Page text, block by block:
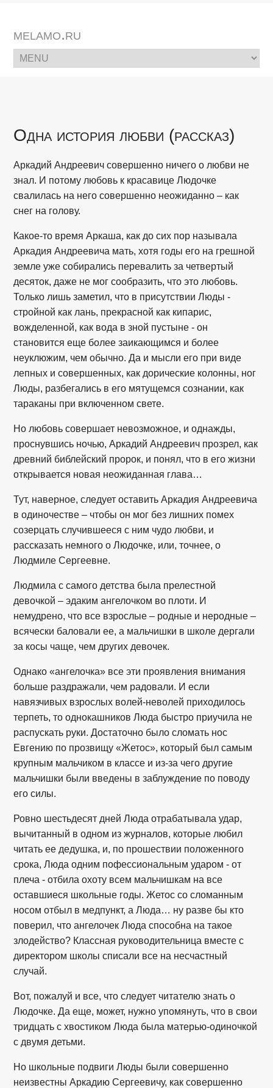
melamo.ru
Одна история любви (рассказ)
Аркадий Андреевич совершенно ничего о любви не
знал. И потому любовь к красавице Людочке
свалилась на него совершенно неожиданно – как
снег на голову.
Какое-то время Аркаша, как до сих пор называла
Аркадия Андреевича мать, хотя годы его на грешной
земле уже собирались перевалить за четвертый
десяток, даже не мог сообразить, что это любовь.
Только лишь заметил, что в присутствии Люды -
стройной как лань, прекрасной как кипарис,
вожделенной, как вода в зной пустыне - он
становится еще более заикающимся и более
неуклюжим, чем обычно. Да и мысли его при виде
лепных и совершенных, как дорические колонны, ног
Люды, разбегались в его мятущемся сознании, как
тараканы при включенном свете.
Но любовь совершает невозможное, и однажды,
проснувшись ночью, Аркадий Андреевич прозрел, как
древний библейский пророк, и понял, что в его жизни
открывается новая неожиданная глава…
Тут, наверное, следует оставить Аркадия Андреевича
в одиночестве – чтобы он мог без лишних помех
созерцать случившееся с ним чудо любви, и
рассказать немного о Людочке, или, точнее, о
Людмиле Сергеевне.
Людмила с самого детства была прелестной
девочкой – эдаким ангелочком во плоти. И
немудрено, что все взрослые – родные и неродные –
всячески баловали ее, а мальчишки в школе дергали
за косы чаще, чем других девочек.
Однако «ангелочка» все эти проявления внимания
больше раздражали, чем радовали. И если
навязчивых взрослых волей-неволей приходилось
терпеть, то однокашников Люда быстро приучила не
распускать руки. Достаточно было сломать нос
Евгению по прозвищу «Жетос», который был самым
крупным мальчиком в классе и из-за чего другие
мальчишки были введены в заблуждение по поводу
его силы.
Ровно шестьдесят дней Люда отрабатывала удар,
вычитанный в одном из журналов, которые любил
читать ее дедушка, и, по прошествии положенного
срока, Люда одним пофессиональным ударом - от
плеча - отбила охоту всем мальчишкам на все
оставшиеся школьные годы. Жетос со сломанным
носом отбыл в медпункт, а Люда… ну разве бы кто
поверил, что ангелочек Люда способна на такое
злодейство? Классная руководительница вместе с
директором школы списали все на несчастный
случай.
Вот, пожалуй и все, что следует читателю знать о
Людочке. Да еще, может, нужно упомянуть, что в свои
тридцать с хвостиком Люда была матерью-одиночкой
с двумя детьми.
Но школьные подвиги Люды были совершенно
неизвестны Аркадию Сергеевичу, как совершенно